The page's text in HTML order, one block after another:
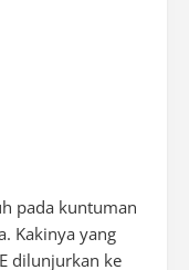
pada kuntuman
Kakinya yang
dilunjurkan ke